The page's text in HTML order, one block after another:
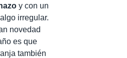
y con un
irregular.
novedad
es que
también